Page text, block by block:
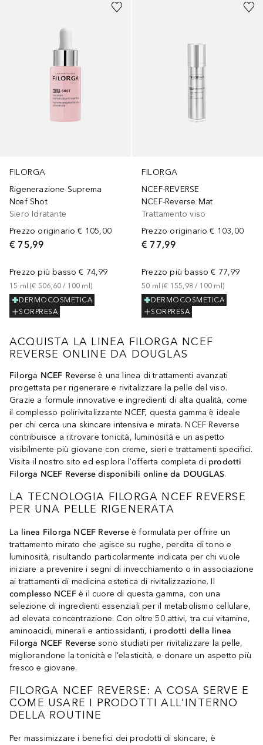
FILORGA
Rigenerazione Suprema
Ncef Shot
Siero Idratante
Prezzo originario € 105,00
€ 75,99
Prezzo più basso € 74,99
15 ml (€ 506,60 / 100 ml )
DERMOCOSMETICA
SORPRESA
FILORGA
NCEF-REVERSE
NCEF-Reverse Mat
Trattamento viso
Prezzo originario € 103,00
€ 77,99
Prezzo più basso € 77,99
50 ml (€ 155,98 / 100 ml )
DERMOCOSMETICA
SORPRESA
ACQUISTA LA LINEA FILORGA NCEF
REVERSE ONLINE DA DOUGLAS
Filorga NCEF Reverse è una linea di trattamenti avanzati
progettata per rigenerare e rivitalizzare la pelle del viso.
Grazie a formule innovative e ingredienti di alta qualità, come
il complesso polirivitalizzante NCEF, questa gamma è ideale
per chi cerca una skincare intensiva e mirata. NCEF Reverse
contribuisce a ritrovare tonicità, luminosità e un aspetto
visibilmente più giovane con creme, sieri e trattamenti specifici.
Visita il nostro sito ed esplora l'offerta completa di prodotti
Filorga NCEF Reverse disponibili online da DOUGLAS.
LA TECNOLOGIA FILORGA NCEF REVERSE
PER UNA PELLE RIGENERATA
La linea Filorga NCEF Reverseè formulata per offrire un
trattamento mirato che agisce su rughe, perdita di tono e
luminosità, risultando particolarmente indicata per chi vuole
iniziare a prevenire i segni di invecchiamento o in associazione
ai trattamenti di medicina estetica di rivitalizzazione. Il
complesso NCEFè il cuore di questa gamma, con una
selezione di ingredienti essenziali per il metabolismo cellulare,
ad elevata concentrazione. Con oltre 50 attivi, tra cui vitamine,
aminoacidi, minerali e antiossidanti, i prodotti della linea
Filorga NCEF Reversesono studiati per rivitalizzare la pelle,
migliorandone la tonicità e l'elasticità, e donare un aspetto più
fresco e giovane.
FILORGA NCEF REVERSE: A COSA SERVE E
COME USARE I PRODOTTI ALL'INTERNO
DELLA ROUTINE
Per massimizzare i benefici dei prodotti di skincare, è